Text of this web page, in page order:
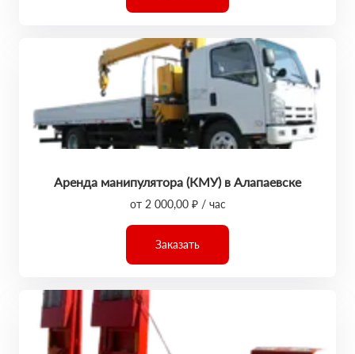
Аренда манипулятора (КМУ) в Алапаевске
от 2 000,00 ₽ / час
Заказать